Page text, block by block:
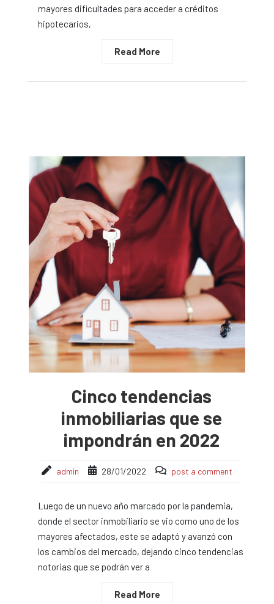
mayores dificultades para acceder a créditos
hipotecarios,
Read More
Cinco tendencias
inmobiliarias que se
impondrán en 2022
admin 28/01/2022 post a comment
Luego de un nuevo año marcado por la pandemia,
donde el sector inmobiliario se vio como uno de los
mayores afectados, este se adaptó y avanzó con
los cambios del mercado, dejando cinco tendencias
notorias que se podrán ver a
Read More